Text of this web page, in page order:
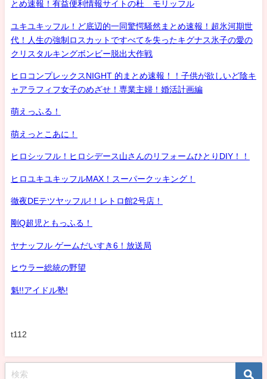
とめ速報！有益便利情報サイトの杜 モリッフル
ユキユキッフル！ど底辺的一同驚愕騒然まとめ速報！超氷河期世
代！人生の強制ロスカットですべてを失ったキグナス氷子の愛の
クリスタルキングボンビー脱出大作戦
ヒロコンプレックスNIGHT 的まとめ速報！！子供が欲しいど陰キ
ャアラフィフ女子のめざせ！専業主婦！婚活計画編
萌えっふる！
萌えっとこあに！
ヒロシッフル！ヒロシデース山さんのリフォームひとりDIY！！
ヒロユキユキッフルMAX！スーパークッキング！
徹夜DEテツヤッフル!！レトロ館2号店！
剛Q超児ともっふる！
ヤナッフル ゲームだいすき6！放送局
ヒウラー総統の野望
魁!!アイドル塾!
t112